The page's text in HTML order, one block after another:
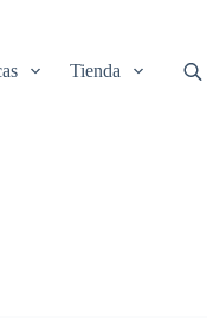
Tienda